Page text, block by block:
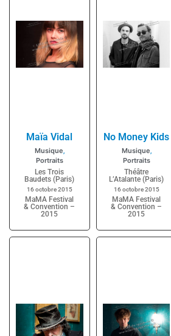
Maïa Vidal
Musique,
Portraits
Les Trois
Baudets (Paris)
16 octobre 2015
MaMA Festival
& Convention –
2015
No Money Kids
Musique,
Portraits
Théâtre
L’Atalante (Paris)
16 octobre 2015
MaMA Festival
& Convention –
2015